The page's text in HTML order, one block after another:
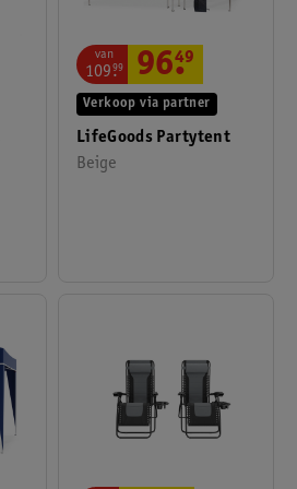
LifeGoods Partytent
Beige
Verkoop via partner
van
109.
99 96.
49